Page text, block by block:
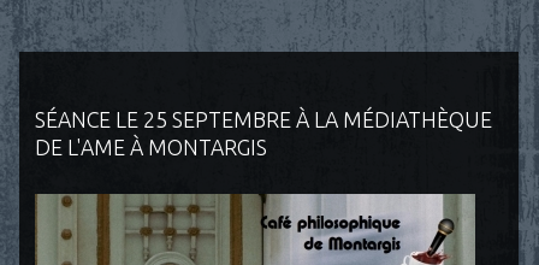
SÉANCE LE 25 SEPTEMBRE À LA MÉDIATHÈQUE
DE L'AME À MONTARGIS